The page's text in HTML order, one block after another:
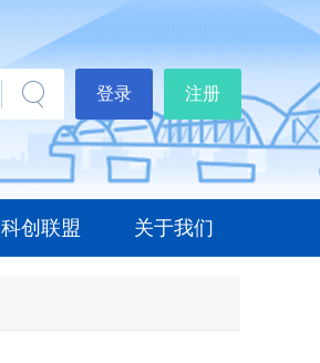
登录 注册
科创联盟 关于我们